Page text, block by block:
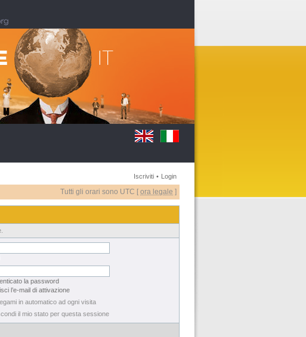
Iscriviti • Login
Tutti gli orari sono UTC [ ora legale ]
la password
l’e-mail di attivazione
in automatico ad ogni visita
il mio stato per questa sessione